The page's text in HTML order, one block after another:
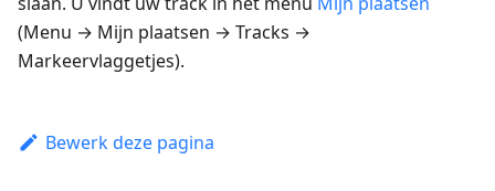
(Menu → Mijn plaatsen → Tracks →
Markeervlaggetjes).
Bewerk deze pagina